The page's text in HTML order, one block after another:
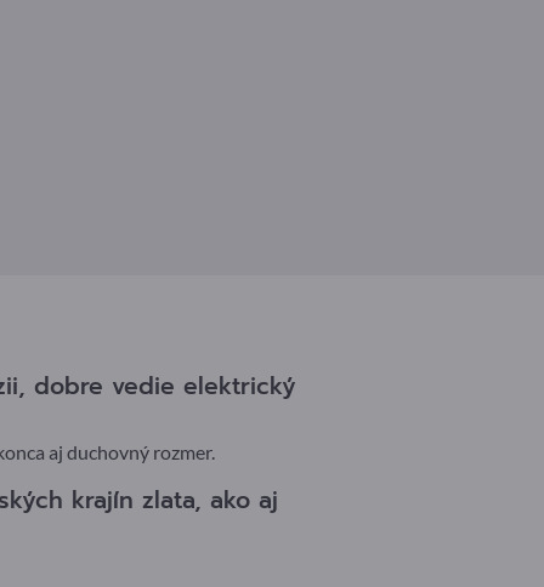
dobre vedie elektrický
aj duchovný rozmer.
krajín zlata, ako aj